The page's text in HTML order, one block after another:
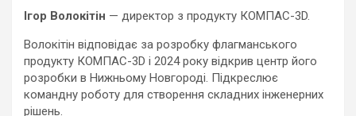
Ігор Волокітін — директор з продукту КОМПАС-3D.
Волокітін відповідає за розробку флагманського
продукту КОМПАС-3D і 2024 року відкрив центр його
розробки в Нижньому Новгороді. Підкреслює
командну роботу для створення складних інженерних
рішень.